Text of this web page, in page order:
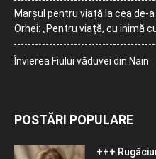
Marșul pentru viață la cea de-
Orhei: „Pentru viață, cu inimă
Învierea Fiului văduvei din Nain
POSTĂRI POPULARE
+++